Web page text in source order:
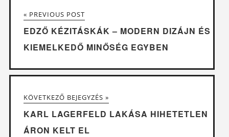
« PREVIOUS POST
EDZŐ KÉZITÁSKÁK – MODERN DIZÁJN ÉS
KIEMELKEDŐ MINŐSÉG EGYBEN
KÖVETKEZŐ BEJEGYZÉS »
KARL LAGERFELD LAKÁSA HIHETETLEN
ÁRON KELT EL